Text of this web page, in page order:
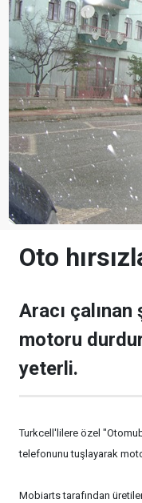
Oto
Aracı
motoru
yeterli.
Turkcell'lilere özel
telefonunu tuşlayarak
Mobiarts tarafından